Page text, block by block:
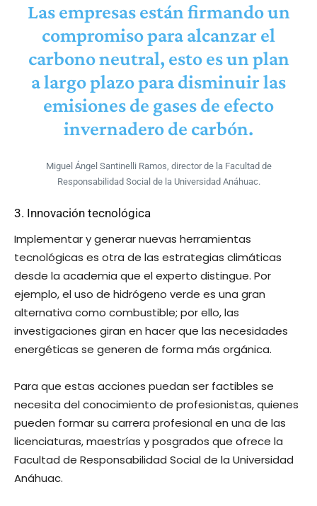
Las empresas están firmando un
compromiso para alcanzar el
carbono neutral, esto es un plan
a largo plazo para disminuir las
emisiones de gases de efecto
invernadero de carbón.
Miguel Ángel Santinelli Ramos, director de la Facultad de
Responsabilidad Social de la Universidad Anáhuac.
3. Innovación tecnológica
Implementar y generar nuevas herramientas
tecnológicas es otra de las estrategias climáticas
desde la academia que el experto distingue. Por
ejemplo, el uso de hidrógeno verde es una gran
alternativa como combustible; por ello, las
investigaciones giran en hacer que las necesidades
energéticas se generen de forma más orgánica.
Para que estas acciones puedan ser factibles se
necesita del conocimiento de profesionistas, quienes
pueden formar su carrera profesional en una de las
licenciaturas, maestrías y posgrados que ofrece la
Facultad de Responsabilidad Social de la Universidad
Anáhuac.